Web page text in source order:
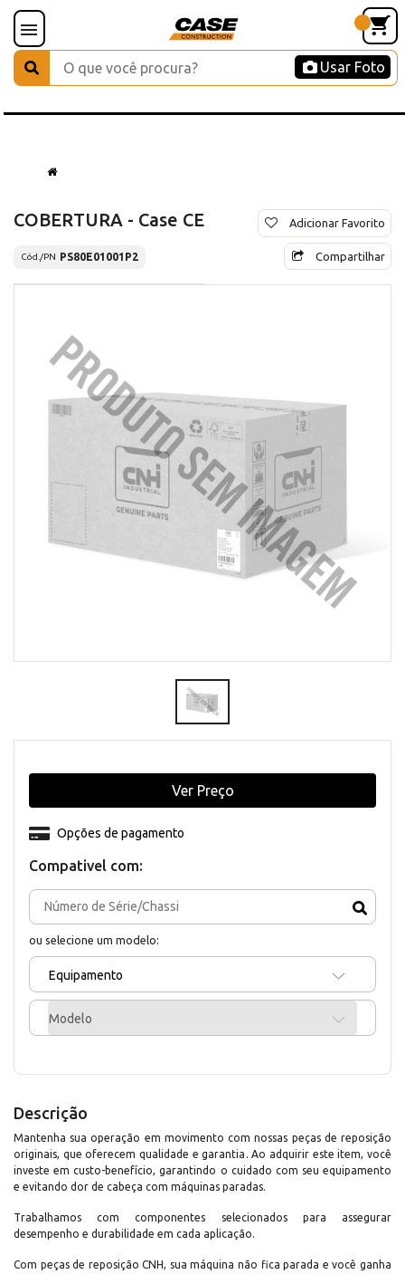
Usar Foto
COBERTURA - Case CE
Cód./PN PS80E01001P2
Adicionar Favorito
Compartilhar
Compativel com:
ou selecione um modelo:
Equipamento
Modelo
Opções de pagamento
Ver Preço
Descrição
Mantenha sua operação em movimento com nossas peças de reposição
originais, que oferecem qualidade e garantia. Ao adquirir este item, você
investe em custo-benefício, garantindo o cuidado com seu equipamento
e evitando dor de cabeça com máquinas paradas.
Trabalhamos com componentes selecionados para assegurar
desempenho e durabilidade em cada aplicação.
Com peças de reposição CNH, sua máquina não fica parada e você ganha